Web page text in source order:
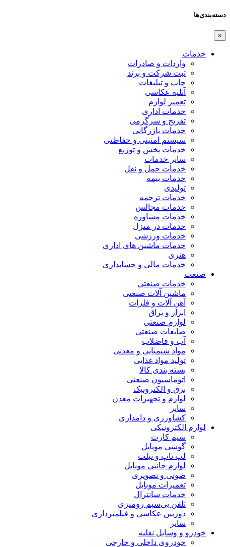
دسته‌بندی‌ها
×
خدمات
واردات و صادرات
ثبت شرکت و برند
چاپ و تبلیغات
آتلیه عکاسی
تعمیر لوازم
خدمات اداری
تفریح و سرگرمی
خدمات بازرگانی
سیستم امنیتی و حفاظتی
خدمات پخش و توزیع
سایر خدمات
خدمات حمل و نقل
خدمات بیمه
تولیدی
خدمات ترجمه
خدمات مجالس
خدمات مشاوره
خدمات در منزل
خدمات ورزشی
خدمات ماشین های اداری
هنری
خدمات مالی و حسابداری
صنعت
خدمات صنعتی
ماشین آلات صنعتی
آهن آلات و فلزات
ابزار و یراق
لوازم صنعتی
ضایعات صنعتی
آب و فاضلاب
مواد شیمیایی و معدنی
تولید مواد غذایی
بسته بندی کالا
اتوماسیون صنعتی
برق و الکترونیک
لوازم و تجهیزات معدن
سایر
کشاورزی و دامداری
لوازم الکترونیکی
سیم کارت
گوشی موبایل
لپ تاپ و تبلت
لوازم جانبی موبایل
صوتی و تصویری
تعمیرات موبایل
خدمات سانترال
تلفن بی‌سیم رومیزی
دوربین عکاسی و فیلمبرداری
سایر
خودرو و وسایل نقلیه
خودروی داخلی و خارجی